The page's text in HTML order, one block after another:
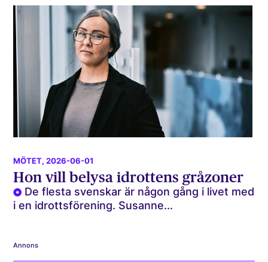
MÖTET, 2026-06-01
Hon vill belysa idrottens gråzoner
De flesta svenskar är någon gång i livet med
i en idrottsförening. Susanne...
Annons